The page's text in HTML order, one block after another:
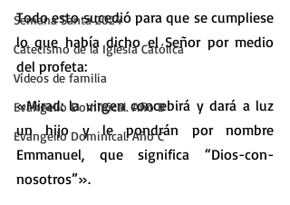
Semana Santa 2024
Catecismo de la Iglesia Católica
Vídeos de familia
Evangelio Dominical. Año B
Evangelio Dominical. Año C
Todo esto sucedió para que se cumpliese
lo que había dicho el Señor por medio
del profeta:
«Mirad: la virgen concebirá y dará a luz
un hijo y le pondrán por nombre
Emmanuel, que significa “Dios-con-
nosotros”».